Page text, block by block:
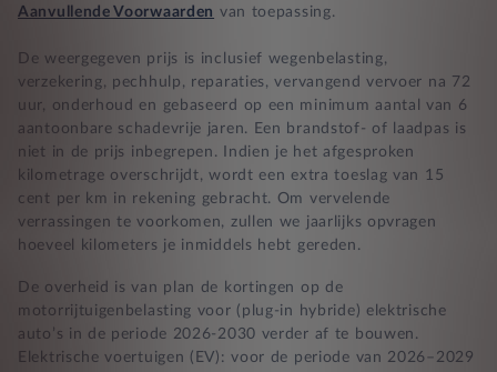
Aanvullende Voorwaarden van toepassing.
De weergegeven prijs is inclusief wegenbelasting,
verzekering, pechhulp, reparaties, vervangend vervoer na 72
uur, onderhoud en gebaseerd op een minimum aantal van 6
aantoonbare schadevrije jaren. Een brandstof- of laadpas is
niet in de prijs inbegrepen. Indien je het afgesproken
kilometrage overschrijdt, wordt een extra toeslag van 15
cent per km in rekening gebracht. Om vervelende
verrassingen te voorkomen, zullen we jaarlijks opvragen
hoeveel kilometers je inmiddels hebt gereden.
De overheid is van plan de kortingen op de
motorrijtuigenbelasting voor (plug-in hybride) elektrische
auto’s in de periode 2026-2030 verder af te bouwen.
Elektrische voertuigen (EV): voor de periode van 2026–2029